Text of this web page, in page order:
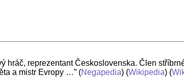
hráč, reprezentant Československa. Člen
a mistr Evropy …” (Negapedia) (Wikipedia) (